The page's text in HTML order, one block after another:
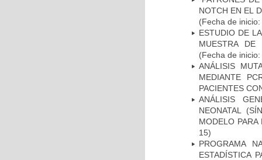
NOTCH EN EL
(Fecha de
ESTUDIO DE
MUESTRA DE
(Fecha de
ANÁLISIS
MEDIANTE
PACIENTES
ANÁLISIS
NEONATAL
MODELO
15)
PROGRAMA
ESTADÍSTICA